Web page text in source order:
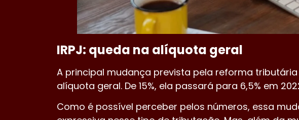
IRPJ: queda na alíquota geral
A principal mudança prevista pela reforma
alíquota geral. De 15%, ela passará para 6,5% em
Como é possível perceber pelos números, essa